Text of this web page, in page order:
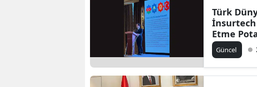
Türk
İnsurtech
Etme
Sahip
Güncel